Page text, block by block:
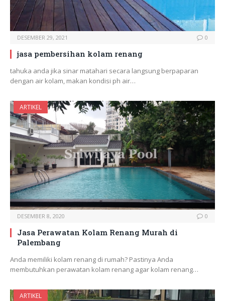
DESEMBER 29, 2021 0
jasa pembersihan kolam renang
tahuka anda jika sinar matahari secara langsung berpaparan
dengan air kolam, makan kondisi ph air…
ARTIKEL
DESEMBER 8, 2020 0
Jasa Perawatan Kolam Renang Murah di
Palembang
Anda memiliki kolam renang di rumah? Pastinya Anda
membutuhkan perawatan kolam renang agar kolam renang…
ARTIKEL